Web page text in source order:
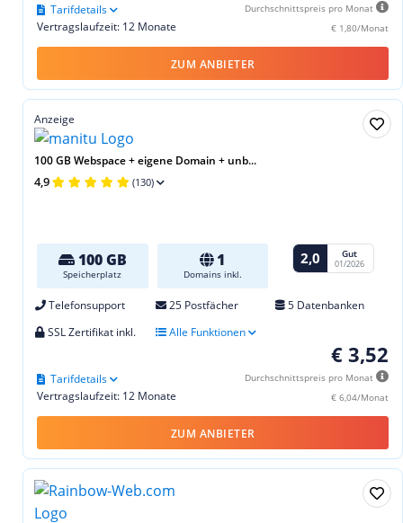
Durchschnittspreis pro Monat
€ 1,80/Monat
Vertragslaufzeit: 12 Monate
Tarifdetails
ZUM ANBIETER
Anzeige
100 GB Webspace + eigene Domain + unb...
4,9 (130)
100 GB
Speicherplatz
1
Domains inkl.
2,0 Gut
01/2026
Telefonsupport 25 Postfächer
5 Datenbanken
SSL Zertifikat inkl.
Alle Funktionen
€ 3,52
Durchschnittspreis pro Monat
€ 6,04/Monat
Vertragslaufzeit: 12 Monate
Tarifdetails
ZUM ANBIETER